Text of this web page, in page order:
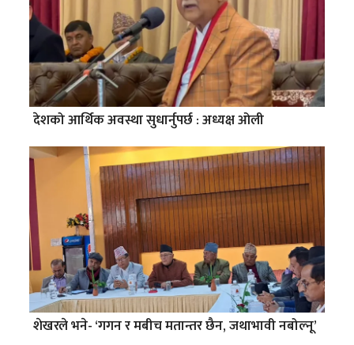
देशको आर्थिक अवस्था सुधार्नुपर्छ : अध्यक्ष ओली
शेखरले भने- ‘गगन र मबीच मतान्तर छैन, जथाभावी नबोल्नू’